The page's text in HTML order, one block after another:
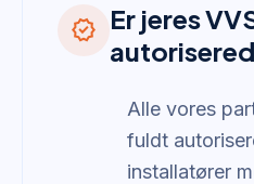
verified Er jeres
Alle vores
fuldt
installatører